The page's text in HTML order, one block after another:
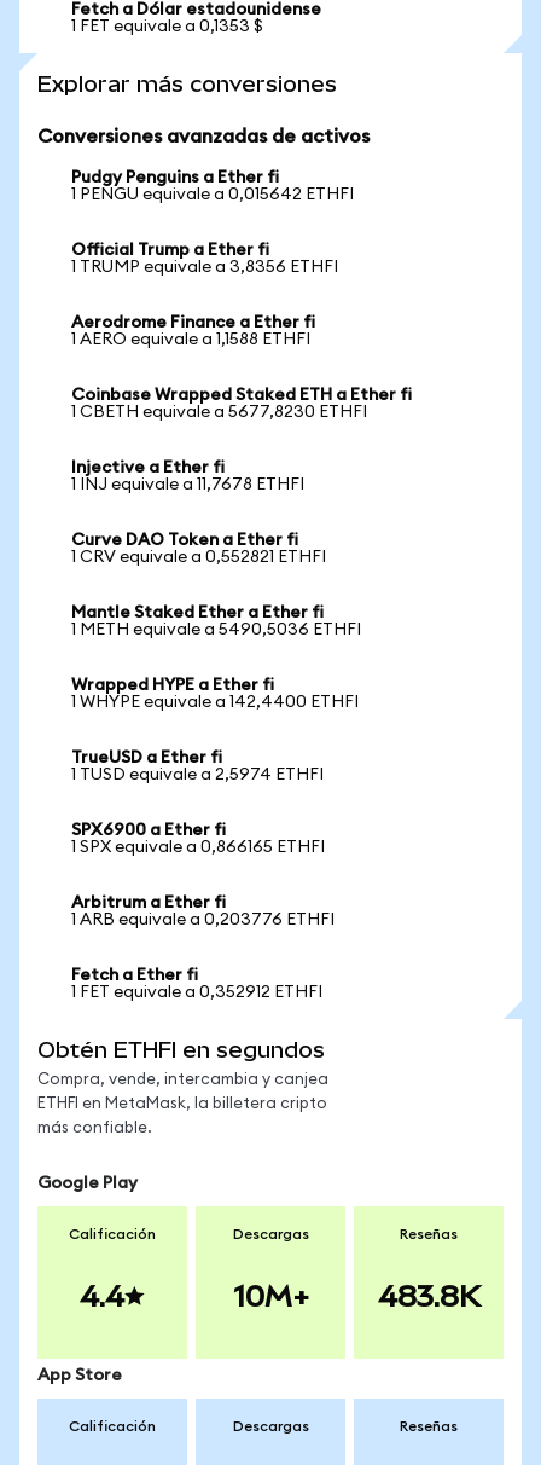
Fetch a Dólar estadounidense
1 FET equivale a 0,1353 $
Explorar más conversiones
Conversiones avanzadas de activos
Pudgy Penguins a Ether fi
1 PENGU equivale a 0,015642 ETHFI
Official Trump a Ether fi
1 TRUMP equivale a 3,8356 ETHFI
Aerodrome Finance a Ether fi
1 AERO equivale a 1,1588 ETHFI
Coinbase Wrapped Staked ETH a Ether fi
1 CBETH equivale a 5677,8230 ETHFI
Injective a Ether fi
1 INJ equivale a 11,7678 ETHFI
Curve DAO Token a Ether fi
1 CRV equivale a 0,552821 ETHFI
Mantle Staked Ether a Ether fi
1 METH equivale a 5490,5036 ETHFI
Wrapped HYPE a Ether fi
1 WHYPE equivale a 142,4400 ETHFI
TrueUSD a Ether fi
1 TUSD equivale a 2,5974 ETHFI
SPX6900 a Ether fi
1 SPX equivale a 0,866165 ETHFI
Arbitrum a Ether fi
1 ARB equivale a 0,203776 ETHFI
Fetch a Ether fi
1 FET equivale a 0,352912 ETHFI
Obtén ETHFI en segundos
Compra, vende, intercambia y canjea
ETHFI en MetaMask, la billetera cripto
más confiable.
Google Play
Calificación
4.4
Descargas
10M+
Reseñas
483.8K
App Store
Calificación Descargas Reseñas